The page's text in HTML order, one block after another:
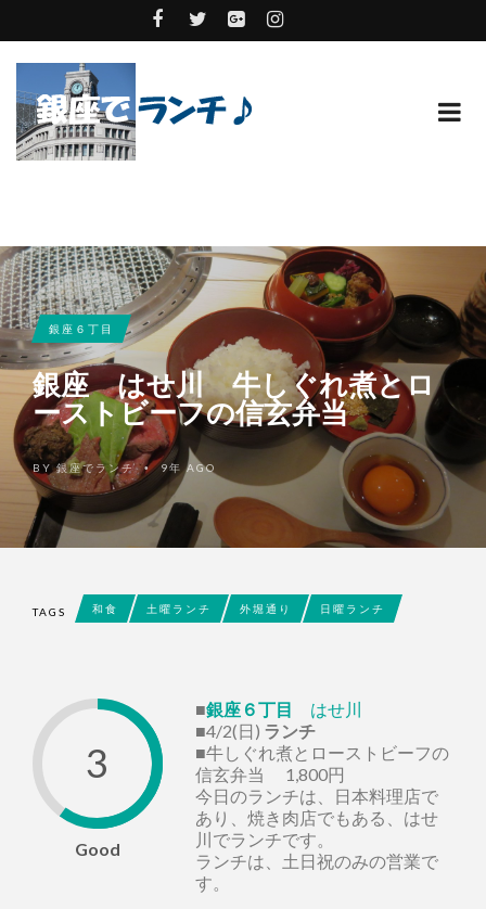
銀座６丁目
銀座 はせ川 牛しぐれ煮とロ
ーストビーフの信玄弁当
BY銀座でランチ •9年 AGO
TAGS 和食 土曜ランチ 外堀通り 日曜ランチ
3
Good
■銀座６丁目
はせ川
■4/2(日) ランチ
■牛しぐれ煮とローストビーフの
信玄弁当 1,800円
今日のランチは、日本料理店で
あり、焼き肉店でもある、はせ
川でランチです。
ランチは、土日祝のみの営業で
す。